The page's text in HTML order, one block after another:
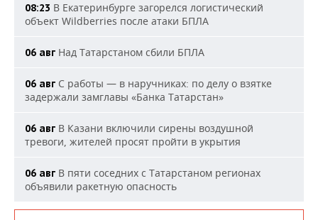
08:23 В Екатеринбурге загорелся логистический
объект Wildberries после атаки БПЛА
06 авг Над Татарстаном сбили БПЛА
06 авг С работы — в наручниках: по делу о взятке
задержали замглавы «Банка Татарстан»
06 авг В Казани включили сирены воздушной
тревоги, жителей просят пройти в укрытия
06 авг В пяти соседних с Татарстаном регионах
объявили ракетную опасность